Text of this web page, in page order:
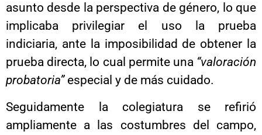
asunto desde la perspectiva de género, lo que
implicaba privilegiar el uso la prueba
indiciaria, ante la imposibilidad de obtener la
prueba directa, lo cual permite una “valoración
probatoria”especial y de más cuidado.
Seguidamente la colegiatura se refirió
ampliamente a las costumbres del campo,